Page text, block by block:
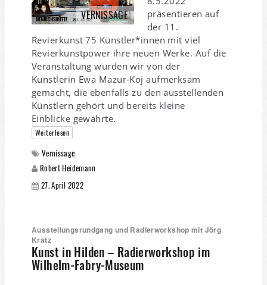
VERNISSAGE
präsentieren auf
der 11.
Revierkunst 75 Künstler*innen mit viel
Revierkunstpower ihre neuen Werke. Auf die
Veranstaltung wurden wir von der
Künstlerin Ewa Mazur-Koj aufmerksam
gemacht, die ebenfalls zu den ausstellenden
Künstlern gehört und bereits kleine
Einblicke gewährte.
Weiterlesen
Vernissage
Robert Heidemann
27. April 2022
Ausstellungsrundgang und Radierworkshop mit Jörg
Kratz
Kunst in Hilden – Radierworkshop im
Wilhelm-Fabry-Museum